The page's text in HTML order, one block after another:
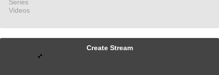
Create Stream